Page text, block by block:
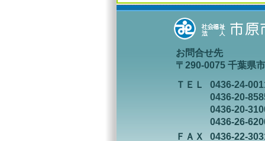
お問合せ先
〒290-0075 千葉県
ＴＥＬ
0436-24-
0436-20-
0436-20-
0436-26-
ＦＡＸ
0436-22-